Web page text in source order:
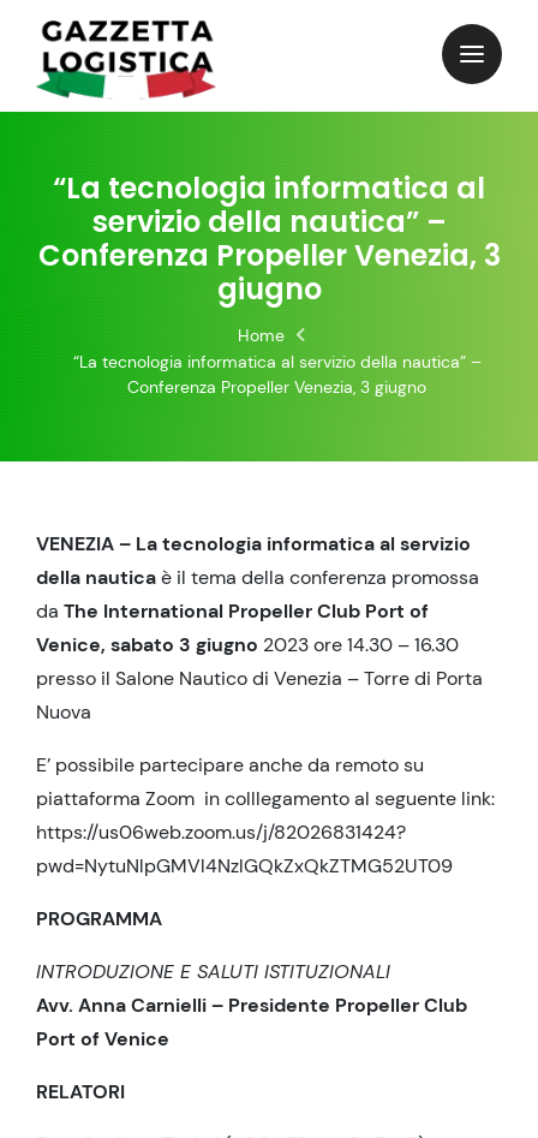
content
“La tecnologia informatica al
servizio della nautica” –
Conferenza Propeller Venezia, 3
giugno
Home
“La tecnologia informatica al servizio della nautica” –
Conferenza Propeller Venezia, 3 giugno
VENEZIA – La tecnologia informatica al servizio
della nauticaè il tema della conferenza promossa
da The International Propeller Club Port of
Venice, sabato 3 giugno 2023 ore 14.30 – 16.30
presso il Salone Nautico di Venezia – Torre di Porta
Nuova
E’ possibile partecipare anche da remoto su
piattaforma Zoom in colllegamento al seguente link:
https://us06web.zoom.us/j/82026831424?
pwd=NytuNlpGMVl4NzlGQkZxQkZTMG52UT09
PROGRAMMA
INTRODUZIONE E SALUTI ISTITUZIONALI
Avv. Anna Carnielli – Presidente Propeller Club
Port of Venice
RELATORI